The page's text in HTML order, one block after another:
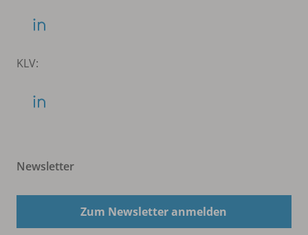
KLV:
Newsletter
Zum Newsletter anmelden